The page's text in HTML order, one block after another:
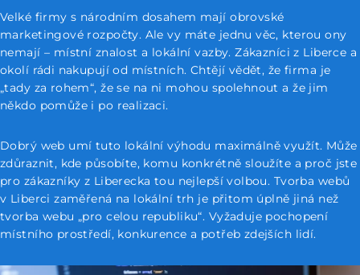
Velké firmy s národním dosahem mají obrovské
marketingové rozpočty. Ale vy máte jednu věc, kterou ony
nemají – místní znalost a lokální vazby. Zákazníci z Liberce a
okolí rádi nakupují od místních. Chtějí vědět, že firma je
„tady za rohem“, že se na ni mohou spolehnout a že jim
někdo pomůže i po realizaci.
Dobrý web umí tuto lokální výhodu maximálně využít. Může
zdůraznit, kde působíte, komu konkrétně sloužíte a proč jste
pro zákazníky z Liberecka tou nejlepší volbou. Tvorba webů
v Liberci zaměřená na lokální trh je přitom úplně jiná než
tvorba webu „pro celou republiku“. Vyžaduje pochopení
místního prostředí, konkurence a potřeb zdejších lidí.